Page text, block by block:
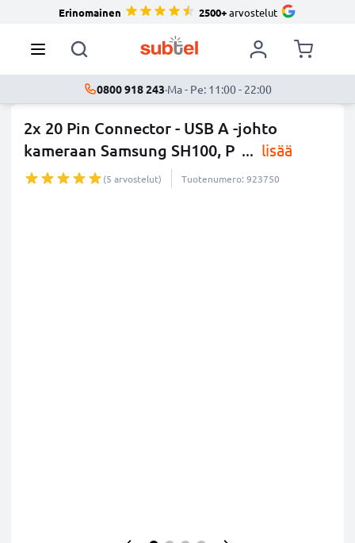
Erinomainen 2500+arvostelut
0800 918 243·Ma - Pe: 11:00 - 22:00
2x 20 Pin Connector - USB A -johto
kameraan Samsung SH100, P ... lisää
(5 arvostelut) Tuotenumero: 923750